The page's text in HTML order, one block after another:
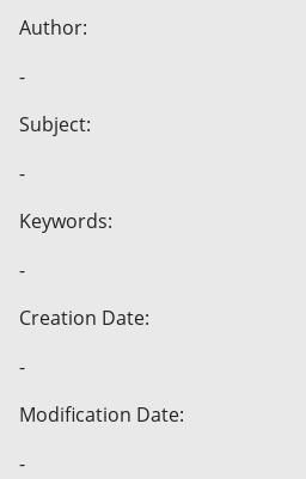
Author:
-
Subject:
-
Keywords:
-
Creation Date:
-
Modification Date:
-